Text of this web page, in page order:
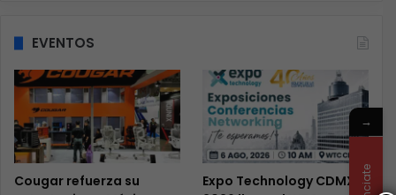
EVENTOS
Cougar refuerza su
Expo Technology CDMX
→